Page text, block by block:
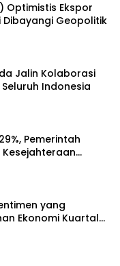
Optimistis Ekspor
Dibayangi Geopolitik
Jalin Kolaborasi
Indonesia
Pemerintah
Kesejahteraan
yang
Ekonomi Kuartal